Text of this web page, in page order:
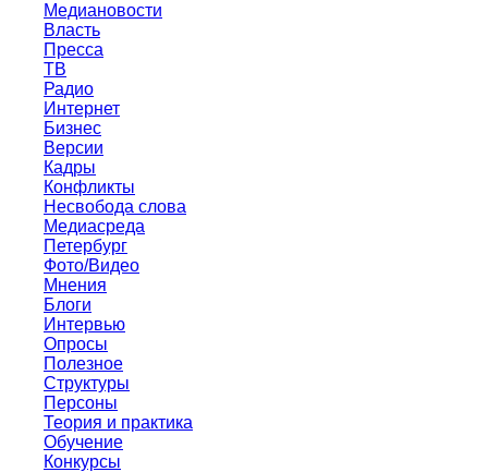
Медиановости
Власть
Пресса
ТВ
Радио
Интернет
Бизнес
Версии
Кадры
Конфликты
Несвобода слова
Медиасреда
Петербург
Фото/Видео
Мнения
Блоги
Интервью
Опросы
Полезное
Структуры
Персоны
Теория и практика
Обучение
Конкурсы